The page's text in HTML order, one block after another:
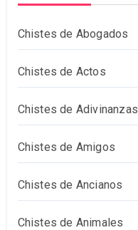
Chistes de Abogados
Chistes de Actos
Chistes de Adivinanzas
Chistes de Amigos
Chistes de Ancianos
Chistes de Animales